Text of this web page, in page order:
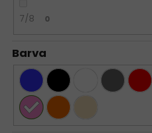
7/8 0
Barva